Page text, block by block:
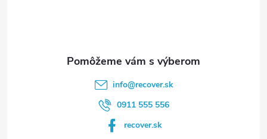
info@recover.sk
0911 555 556
recover.sk